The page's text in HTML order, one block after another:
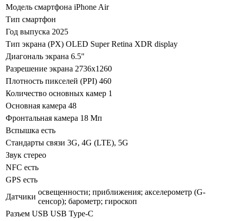
Модель смартфона iPhone Air
Тип смартфон
Год выпуска 2025
Тип экрана (PX) OLED Super Retina XDR display
Диагональ экрана 6.5"
Разрешение экрана 2736x1260
Плотность пикселей (PPI) 460
Количество основных камер 1
Основная камера 48
Фронтальная камера 18 Мп
Вспышка есть
Стандарты связи 3G, 4G (LTE), 5G
Звук стерео
NFC есть
GPS есть
Датчики
освещенности; приближения; акселерометр (G-
сенсор); барометр; гироскоп
Разъем USB USB Type-C